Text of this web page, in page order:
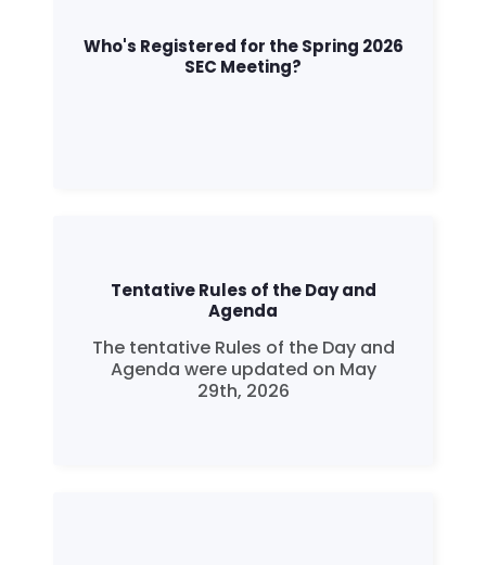
Who's Registered for the Spring 2026
SEC Meeting?
Tentative Rules of the Day and
Agenda
The tentative Rules of the Day and
Agenda were updated on May
29th, 2026